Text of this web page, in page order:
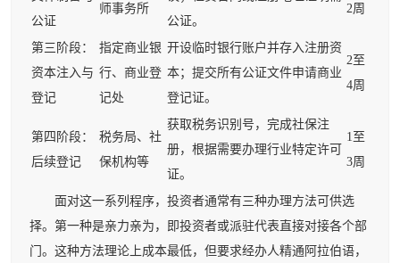
公证
师事务所
公证。
2周
第三阶段：
资本注入与
登记
指定商业银
行、商业登
记处
开设临时银行账户并存入注册资
本；提交所有公证文件申请商业
登记证。
2至
4周
第四阶段：
后续登记
税务局、社
保机构等
获取税务识别号，完成社保注
册，根据需要办理行业特定许可
证。
1至
3周
面对这一系列程序，投资者通常有三种办理方法可供选
择。第一种是亲力亲为，即投资者或派驻代表直接对接各个部
门。这种方法理论上成本最低，但要求经办人精通阿拉伯语，